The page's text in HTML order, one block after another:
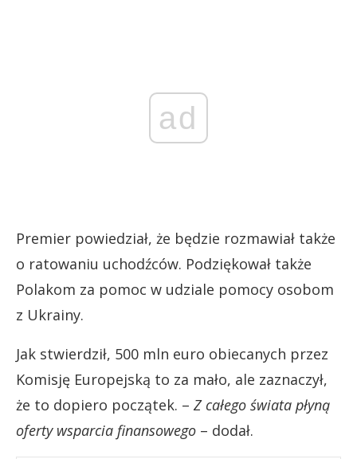
ad
Premier powiedział, że będzie rozmawiał także
o ratowaniu uchodźców. Podziękował także
Polakom za pomoc w udziale pomocy osobom
z Ukrainy.
Jak stwierdził, 500 mln euro obiecanych przez
Komisję Europejską to za mało, ale zaznaczył,
że to dopiero początek. – Z całego świata płyną
oferty wsparcia finansowego – dodał.